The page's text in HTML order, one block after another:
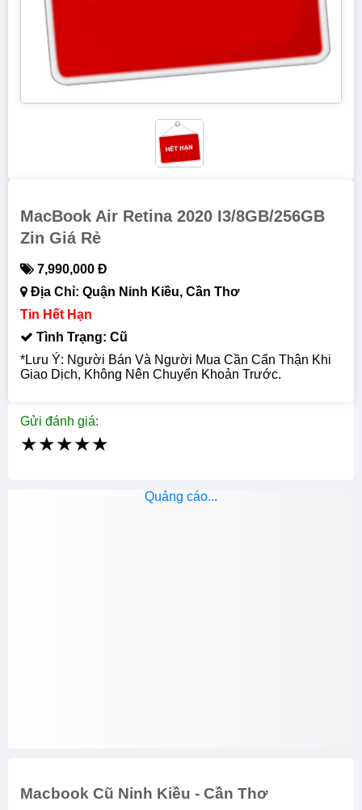
MacBook Air Retina 2020 I3/8GB/256GB
Zin Giá Rẻ
7,990,000 Đ
Địa Chỉ: Quận Ninh Kiều, Cần Thơ
Tin Hết Hạn
Tình Trạng: Cũ
*Lưu Ý: Người Bán Và Người Mua Cần Cẩn Thận Khi
Giao Dịch, Không Nên Chuyển Khoản Trước.
Gửi đánh giá:
★★★★★
Macbook Cũ Ninh Kiều - Cần Thơ